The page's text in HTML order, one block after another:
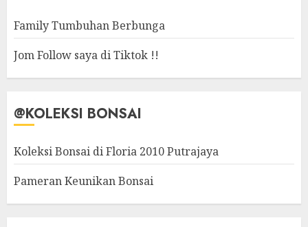
Family Tumbuhan Berbunga
Jom Follow saya di Tiktok !!
@KOLEKSI BONSAI
Koleksi Bonsai di Floria 2010 Putrajaya
Pameran Keunikan Bonsai